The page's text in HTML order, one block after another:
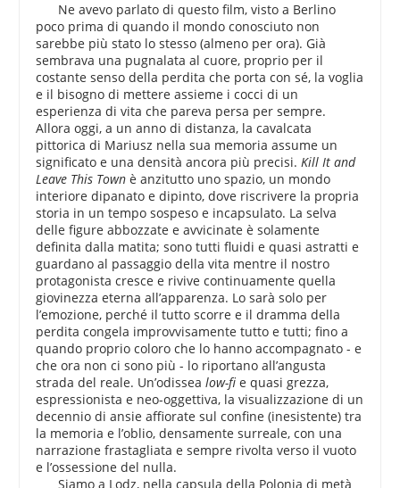
Ne avevo parlato di questo film, visto a Berlino
poco prima di quando il mondo conosciuto non
sarebbe più stato lo stesso (almeno per ora). Già
sembrava una pugnalata al cuore, proprio per il
costante senso della perdita che porta con sé, la voglia
e il bisogno di mettere assieme i cocci di un
esperienza di vita che pareva persa per sempre.
Allora oggi, a un anno di distanza, la cavalcata
pittorica di Mariusz nella sua memoria assume un
significato e una densità ancora più precisi.Kill It and
Leave This Townè anzitutto uno spazio, un mondo
interiore dipanato e dipinto, dove riscrivere la propria
storia in un tempo sospeso e incapsulato. La selva
delle figure abbozzate e avvicinate è solamente
definita dalla matita; sono tutti fluidi e quasi astratti e
guardano al passaggio della vita mentre il nostro
protagonista cresce e rivive continuamente quella
giovinezza eterna all’apparenza. Lo sarà solo per
l’emozione, perché il tutto scorre e il dramma della
perdita congela improvvisamente tutto e tutti; fino a
quando proprio coloro che lo hanno accompagnato - e
che ora non ci sono più - lo riportano all’angusta
strada del reale. Un’odissealow-fi e quasi grezza,
espressionista e neo-oggettiva, la visualizzazione di un
decennio di ansie affiorate sul confine (inesistente) tra
la memoria e l’oblio, densamente surreale, con una
narrazione frastagliata e sempre rivolta verso il vuoto
e l’ossessione del nulla.
Siamo a Lodz, nella capsula della Polonia di metà